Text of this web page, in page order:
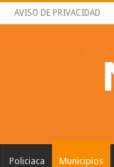
AVISO DE PRIVACIDAD
Policiaca Municipios